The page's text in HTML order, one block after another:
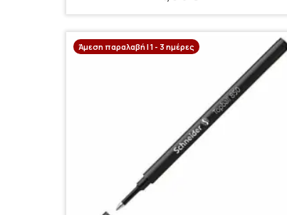
Άμεση παραλαβή | 1 - 3 ημέρες